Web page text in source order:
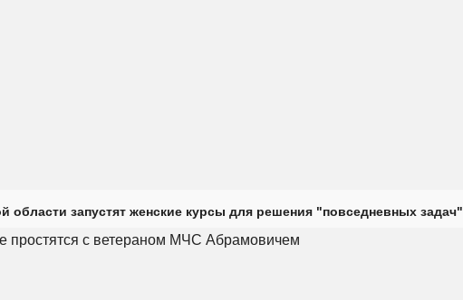
области запустят женские курсы для решения "повседневных задач"